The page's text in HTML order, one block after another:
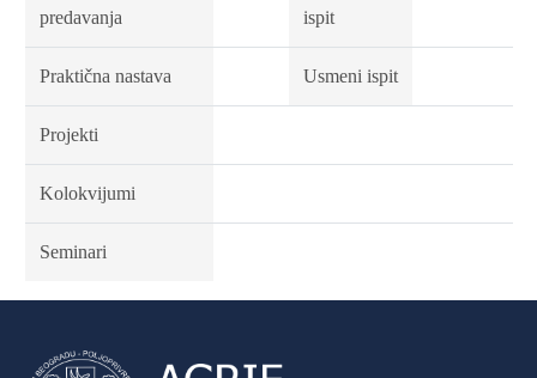
predavanja
ispit
Praktična nastava Usmeni ispit
Projekti
Kolokvijumi
Seminari